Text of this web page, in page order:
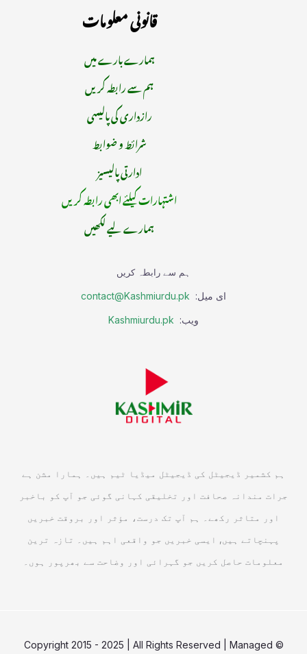
قانونی معلومات
ہمارے بارے میں
ہم سے رابطہ کریں
رازداری کی پالیسی
شرائط و ضوابط
ادارتی پالیسیز
اشتہارات کیلئے ابھی رابطہ کریں
ہمارے لیے لکھیں
ہم سے رابطہ کریں
ای میل: contact@Kashmiurdu.pk
ویب: Kashmiurdu.pk
ہم کشمیر ڈیجیٹل کی ڈیجیٹل میڈیا ٹیم ہیں۔ ہمارا مشن ہے
جرات مندانہ صحافت اور تخلیقی کہانی گوئی جو آپ کو باخبر
اور متاثر رکھے۔ ہم آپ تک درست، مؤثر اور بروقت خبریں
پہنچاتے ہیں, ایسی خبریں جو واقعی اہم ہیں۔ تازہ ترین
معلومات حاصل کریں جو گہرائی اور وضاحت سے بھرپور ہوں۔
© Copyright 2015 - 2025 | All Rights Reserved | Managed